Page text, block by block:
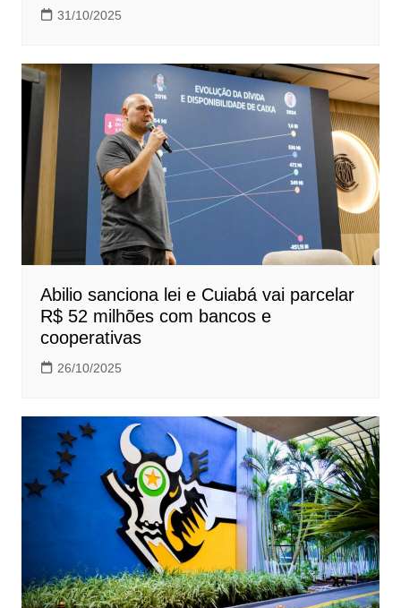
31/10/2025
Abilio sanciona lei e Cuiabá vai parcelar
R$ 52 milhões com bancos e
cooperativas
26/10/2025